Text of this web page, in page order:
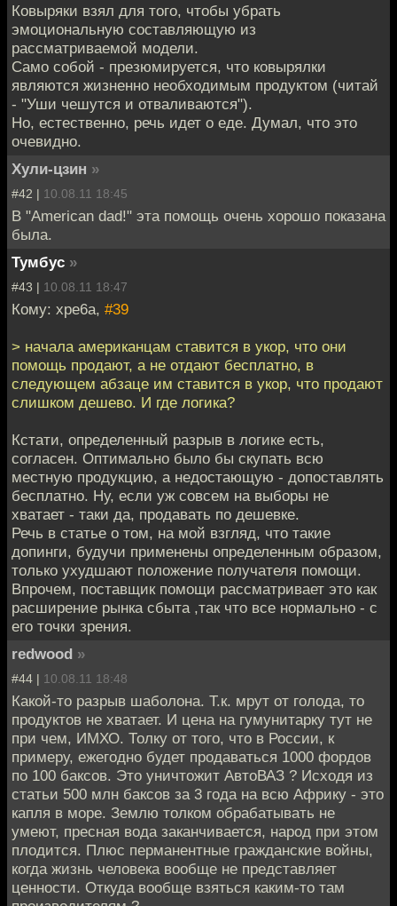
Ковыряки взял для того, чтобы убрать
эмоциональную составляющую из
рассматриваемой модели.
Само собой - презюмируется, что ковырялки
являются жизненно необходимым продуктом (читай
- "Уши чешутся и отваливаются").
Но, естественно, речь идет о еде. Думал, что это
очевидно.
Хули-цзин »
#42 | 10.08.11 18:45
В "American dad!" эта помощь очень хорошо показана
была.
Тумбус »
#43 | 10.08.11 18:47
Кому: xpe6a, #39
> начала американцам ставится в укор, что они
помощь продают, а не отдают бесплатно, в
следующем абзаце им ставится в укор, что продают
слишком дешево. И где логика?
Кстати, определенный разрыв в логике есть,
согласен. Оптимально было бы скупать всю
местную продукцию, а недостающую - допоставлять
бесплатно. Ну, если уж совсем на выборы не
хватает - таки да, продавать по дешевке.
Речь в статье о том, на мой взгляд, что такие
допинги, будучи применены определенным образом,
только ухудшают положение получателя помощи.
Впрочем, поставщик помощи рассматривает это как
расширение рынка сбыта ,так что все нормально - с
его точки зрения.
redwood »
#44 | 10.08.11 18:48
Какой-то разрыв шаболона. Т.к. мрут от голода, то
продуктов не хватает. И цена на гумунитарку тут не
при чем, ИМХО. Толку от того, что в России, к
примеру, ежегодно будет продаваться 1000 фордов
по 100 баксов. Это уничтожит АвтоВАЗ ? Исходя из
статьи 500 млн баксов за 3 года на всю Африку - это
капля в море. Землю толком обрабатывать не
умеют, пресная вода заканчивается, народ при этом
плодится. Плюс перманентные гражданские войны,
когда жизнь человека вообще не представляет
ценности. Откуда вообще взяться каким-то там